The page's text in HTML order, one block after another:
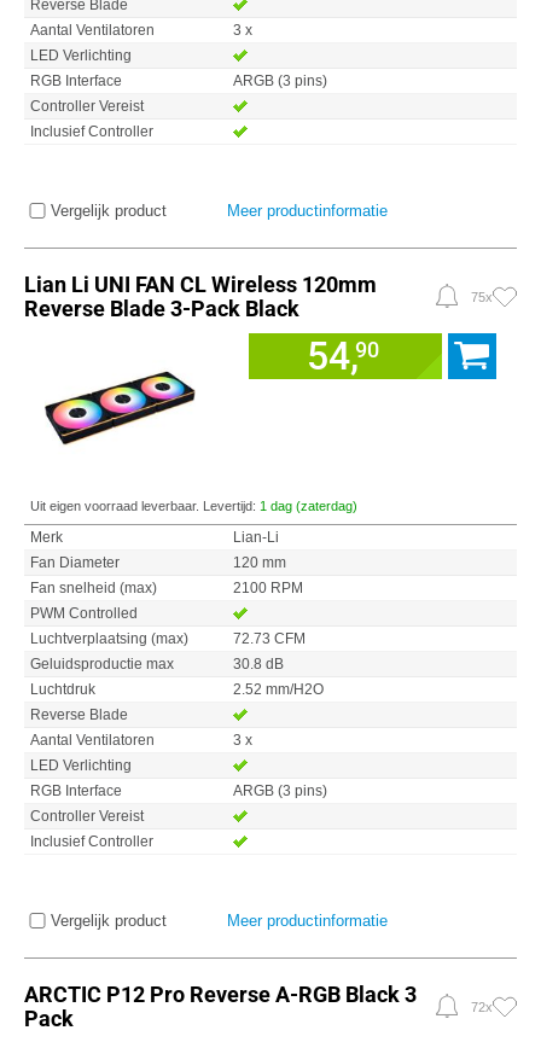
Reverse Blade
Aantal Ventilatoren
3 x
LED Verlichting
RGB Interface
ARGB (3 pins)
Controller Vereist
Inclusief Controller
Vergelijk product Meer productinformatie
Lian Li UNI FAN CL Wireless 120mm
Reverse Blade 3-Pack Black
75x
54,90
Uit eigen voorraad leverbaar. Levertijd: 1 dag (zaterdag)
Merk
Lian-Li
Fan Diameter
120 mm
Fan snelheid (max)
2100 RPM
PWM Controlled
Luchtverplaatsing (max)
72.73 CFM
Geluidsproductie max
30.8 dB
Luchtdruk
2.52 mm/H2O
Reverse Blade
Aantal Ventilatoren
3 x
LED Verlichting
RGB Interface
ARGB (3 pins)
Controller Vereist
Inclusief Controller
Vergelijk product Meer productinformatie
ARCTIC P12 Pro Reverse A-RGB Black 3
Pack
72x